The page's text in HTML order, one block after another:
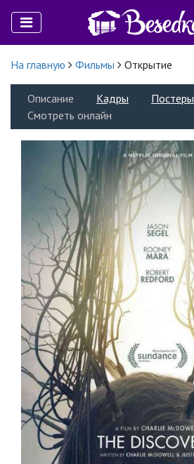
На главную Фильмы Открытие
Описание Кадры Постеры
Смотреть онлайн